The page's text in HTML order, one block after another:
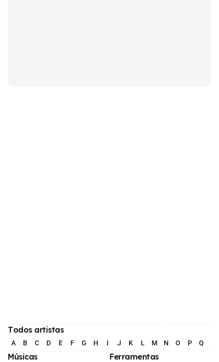
Todos artistas
A B C D E F G H I J K L M N O P Q
Músicas Ferramentas